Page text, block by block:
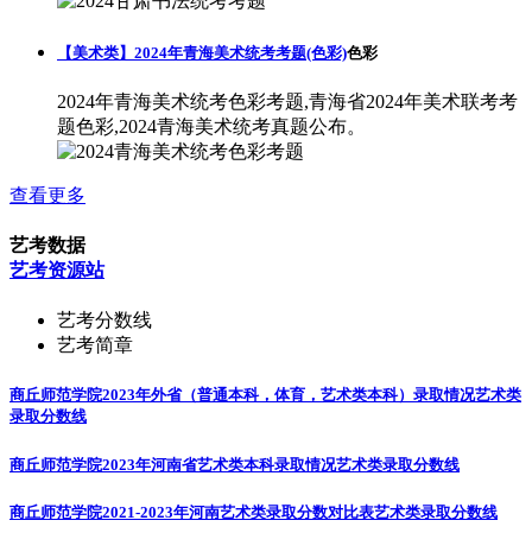
【美术类】2024年青海美术统考考题(色彩)色彩
2024年青海美术统考色彩考题,青海省2024年美术联考考
题色彩,2024青海美术统考真题公布。
查看更多
艺考数据
艺考资源站
艺考分数线
艺考简章
商丘师范学院2023年外省（普通本科，体育，艺术类本科）录取情况艺术类
录取分数线
商丘师范学院2023年河南省艺术类本科录取情况艺术类录取分数线
商丘师范学院2021-2023年河南艺术类录取分数对比表艺术类录取分数线